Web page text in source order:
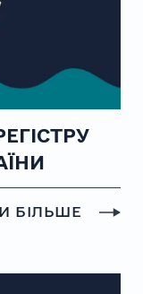
БІЛЬШЕ